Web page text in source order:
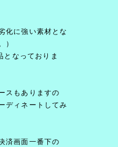
化に強い素材とな
）
なっておりま
スもありますの
ディネートしてみ
済画面一番下の